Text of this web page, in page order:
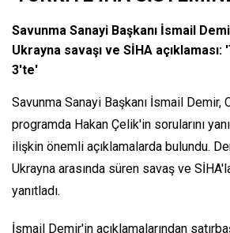
Savunma Sanayi Başkanı İsmail
Ukrayna savaşı ve SİHA
3'te'
Savunma Sanayi Başkanı İsmail Demir,
programda Hakan Çelik'in sorularını
ilişkin önemli açıklamalarda bulundu.
Ukrayna arasında süren savaş ve
yanıtladı.
İsmail Demir'in açıklamalarından